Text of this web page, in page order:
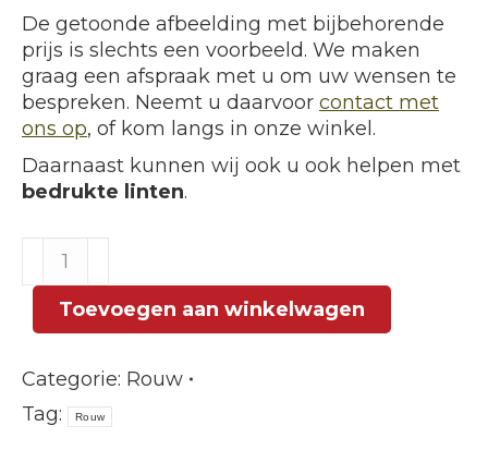
De getoonde afbeelding met bijbehorende
prijs is slechts een voorbeeld. We maken
graag een afspraak met u om uw wensen te
bespreken. Neemt u daarvoor contact met
ons op, of kom langs in onze winkel.
Daarnaast kunnen wij ook u ook helpen met
bedrukte linten.
Biedermeier
Bloemstuk
Rosé
Wit
aantal
Toevoegen aan winkelwagen
Categorie: Rouw
Tag:
Rouw